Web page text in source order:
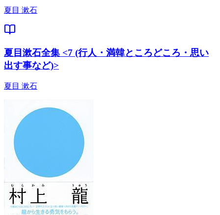
夏目 漱石
夏目漱石全集 <7 (行人・満韓ところどころ・思い
出す事など)>
夏目 漱石